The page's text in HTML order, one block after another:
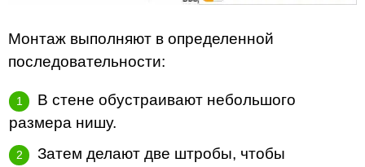
Монтаж выполняют в определенной
последовательности:
В стене обустраивают небольшого
размера нишу.
Затем делают две штробы, чтобы